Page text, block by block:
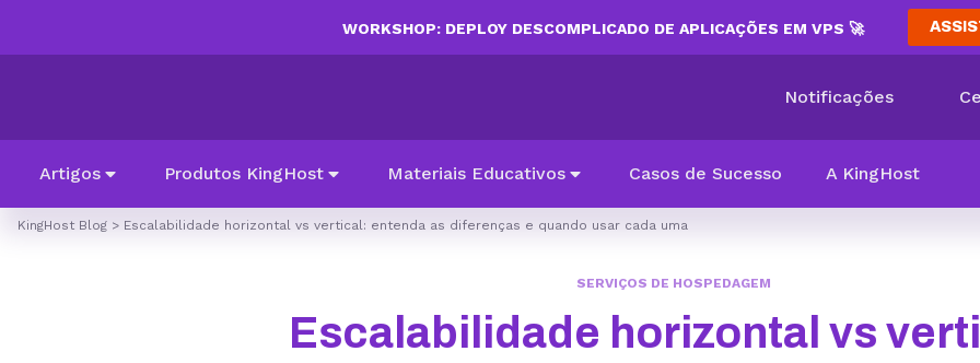
WORKSHOP: DEPLOY DESCOMPLICADO DE APLICAÇÕES EM VPS 🚀
Notificações
Artigos Produtos KingHost Materiais Educativos Casos de Sucesso A KingHost
KingHost Blog > Escalabilidade horizontal vs vertical: entenda as diferenças e quando usar cada uma
SERVIÇOS DE HOSPEDAGEM
Escalabilidade horizontal vs